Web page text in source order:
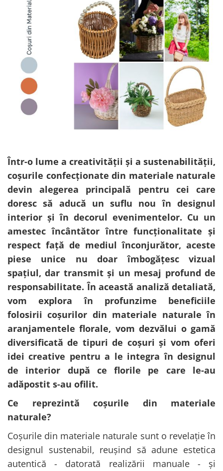
Vaze din sticla
Vase din ceramica
Mobilier urban
Scaune
Scabiosa
Tropicale
Buchete artificiale
Bujor
Crizantema
Floarea soarelui
Hortensia
Trandafir
Mix de flori
Eucalipt
Flori de camp
Cala
Iasomie
Margarete
Narcise
Wisteria
Capete flori
Cap minirosa
Cap orhidee phalaenopsis
Crengi decorative
Ghirlande
Copaci si Plante
Flori artificiale la ghiveci
Verdeata decorativa
Kit-uri Baloane
Rafii, clipsuri,pompe
Accesorii petrecere
Cake toppers
Decoratiuni baloane
Ochelari party
Bannere
Lumanari aniversare
Ghirlande
Rozete
Paturica Decor
Cake topper
Tun Confetti
Petrecere Tematica
Petrecere fetite
Petrecere Baieti
Petrecere Adulti
Într-o lume a creativității și a sustenabilității,
coșurile confecționate din materiale naturale
devin alegerea principală pentru cei care
doresc să aducă un suflu nou în designul
interior și în decorul evenimentelor. Cu un
amestec încântător între funcționalitate și
respect față de mediul înconjurător, aceste
piese unice nu doar îmbogățesc vizual
spațiul, dar transmit și un mesaj profund de
responsabilitate. În această analiză detaliată,
vom explora în profunzime beneficiile
folosirii coșurilor din materiale naturale în
aranjamentele florale, vom dezvălui o gamă
diversificată de tipuri de coșuri și vom oferi
idei creative pentru a le integra în designul
de interior după ce florile pe care le-au
adăpostit s-au ofilit.
Ce reprezintă coșurile din materiale
naturale?
Coșurile din materiale naturale sunt o revelație în
designul sustenabil, reușind să adune estetica
autentică - datorată realizării manuale - și